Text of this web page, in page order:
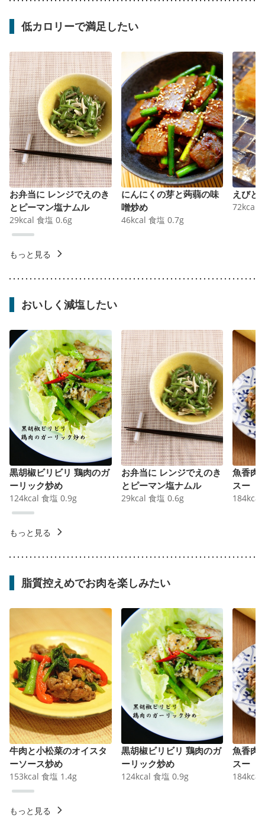
低カロリーで満足したい
お弁当に レンジでえのき
とピーマン塩ナムル
29kcal 食塩 0.6g
にんにくの芽と蒟蒻の味
噌炒め
46kcal 食塩 0.7g
えびと
72kcal
もっと見る
おいしく減塩したい
黒胡椒ビリビリ 鶏肉のガ
ーリック炒め
124kcal 食塩 0.9g
お弁当に レンジでえのき
とピーマン塩ナムル
29kcal 食塩 0.6g
魚香肉
スー
184kcal
もっと見る
脂質控えめでお肉を楽しみたい
牛肉と小松菜のオイスタ
ーソース炒め
153kcal 食塩 1.4g
黒胡椒ビリビリ 鶏肉のガ
ーリック炒め
124kcal 食塩 0.9g
魚香肉
スー
184kcal
もっと見る